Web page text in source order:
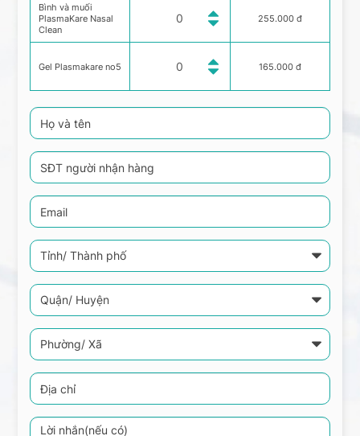
Bình và muối
PlasmaKare Nasal
Clean
Gel Plasmakare no5
255.000 đ
165.000 đ